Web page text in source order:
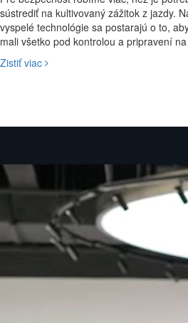
Vzrušujúce zrýchlenie
sústrediť na kultivovaný zážitok z jazdy.
vyspelé technológie sa postarajú o to,
mali všetko pod kontrolou a pripravení
Zistiť viac
MG Pilot
S naším balíkom inteligentných
bude vaša jazda plynulá a jednoduchá.
obmedzenia rýchlosti po asistenta pre
detekcie mŕtveho uhla po adaptívny